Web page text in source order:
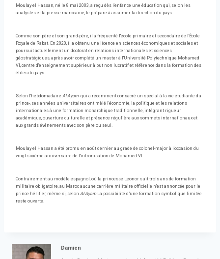
Moulay el Hassan, né le 8 mai 2003, a reçu dès l'enfance une éducation qui, selon les
analystes et la presse marocaine, le prépare à assumer la direction du pays.
Comme son père et son grand-père, il a fréquenté l'école primaire et secondaire de l'École
Royale de Rabat. En 2020, il a obtenu une licence en sciences économiques et sociales et
poursuit actuellement un doctorat en relations internationales et sciences
géostratégiques, après avoir complété un master à l'Université Polytechnique Mohamed
VI, centre d'enseignement supérieur à but non lucratif et référence dans la formation des
élites du pays.
Selon l'hebdomadaire Al-Ayam -qui a récemment consacré un spécial à la vie étudiante du
prince-, ses années universitaires ont mêlé l'économie, la politique et les relations
internationales à une formation monarchique traditionnelle, intégrant rigueur
académique, ouverture culturelle et présence régulière aux sommets internationaux et
aux grands événements avec son père ou seul.
Moulay el Hassan a été promu en août dernier au grade de colonel-major à l'occasion du
vingt-sixième anniversaire de l'intronisation de Mohamed VI.
Contrairement au modèle espagnol, où la princesse Leonor suit trois ans de formation
militaire obligatoire, au Maroc aucune carrière militaire officielle n'est annoncée pour le
prince héritier, même si, selon Al-Ayam La possibilité d’une formation symbolique limitée
reste ouverte.
Damien